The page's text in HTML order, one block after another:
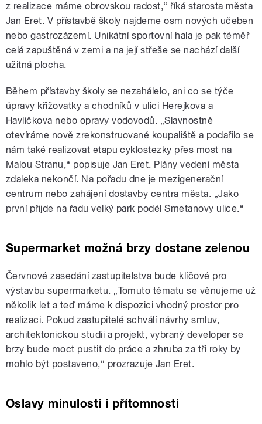
z realizace máme obrovskou radost,“ říká starosta města
Jan Eret. V přístavbě školy najdeme osm nových učeben
nebo gastrozázemí. Unikátní sportovní hala je pak téměř
celá zapuštěná v zemi a na její střeše se nachází další
užitná plocha.
Během přístavby školy se nezahálelo, ani co se týče
úpravy křižovatky a chodníků v ulici Herejkova a
Havlíčkova nebo opravy vodovodů. „Slavnostně
otevíráme nově zrekonstruované koupaliště a podařilo se
nám také realizovat etapu cyklostezky přes most na
Malou Stranu,“ popisuje Jan Eret. Plány vedení města
zdaleka nekončí. Na pořadu dne je mezigenerační
centrum nebo zahájení dostavby centra města. „Jako
první přijde na řadu velký park podél Smetanovy ulice.“
Supermarket možná brzy dostane zelenou
Červnové zasedání zastupitelstva bude klíčové pro
výstavbu supermarketu. „Tomuto tématu se věnujeme už
několik let a teď máme k dispozici vhodný prostor pro
realizaci. Pokud zastupitelé schválí návrhy smluv,
architektonickou studii a projekt, vybraný developer se
brzy bude moct pustit do práce a zhruba za tři roky by
mohlo být postaveno,“ prozrazuje Jan Eret.
Oslavy minulosti i přítomnosti